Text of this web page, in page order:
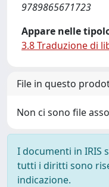
9789865671723
Appare nelle
3.8 Traduzione di
File in questo
Non ci sono file
I documenti in IRIS
tutti i diritti sono
indicazione.